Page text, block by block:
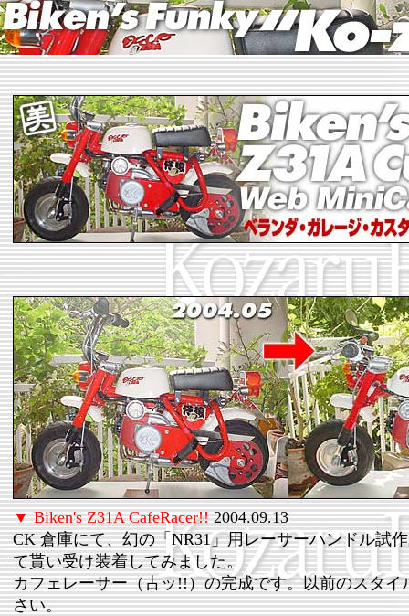
▼ Biken's Z31A CafeRacer!!2004.09.13
CK 倉庫にて、幻の「NR31」用レーサーハンドル試
て貰い受け装着してみました。
カフェレーサー（古ッ!!）の完成です。以前のスタイ
さい。